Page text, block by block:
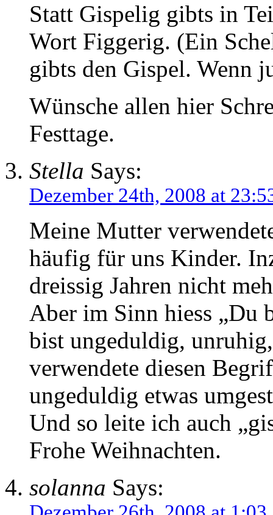
Statt Gispelig gibts in
Wort Figgerig. (Ein
gibts den Gispel. Wenn
Wünsche allen hier
Festtage.
Stella Says:
Dezember 24th, 2008 at
Meine Mutter
häufig für uns Kinder.
dreissig Jahren nicht
Aber im Sinn hiess „Du
bist ungeduldig,
verwendete diesen
ungeduldig etwas
Und so leite ich auch
Frohe Weihnachten.
solanna Says: